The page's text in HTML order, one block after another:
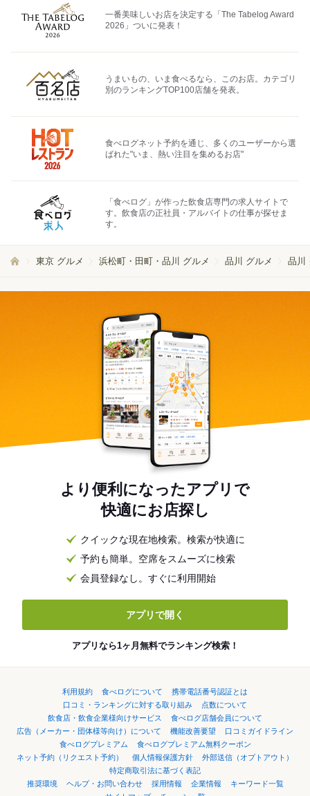
一番美味しいお店を決定する「The Tabelog Award
2026」ついに発表！
うまいもの、いま食べるなら、このお店。カテゴリ
別のランキングTOP100店舗を発表。
食べログネット予約を通じ、多くのユーザーから選
ばれた"いま、熱い注目を集めるお店"
「食べログ」が作った飲食店専門の求人サイトで
す。飲食店の正社員・アルバイトの仕事が探せま
す。
東京 グルメ 浜松町・田町・品川 グルメ 品川 グルメ 品川
より便利になったアプリで
快適にお店探し
クイックな現在地検索。検索が快適に
予約も簡単。空席をスムーズに検索
会員登録なし。すぐに利用開始
アプリで開く
アプリなら1ヶ月無料でランキング検索！
利用規約 食べログについて
携帯電話番号認証とは
口コミ・ランキングに対する取り組み
点数について
飲食店・飲食企業様向けサービス
食べログ店舗会員について
広告（メーカー・団体様等向け）について
機能改善要望
口コミガイドライン
食べログプレミアム
食べログプレミアム無料クーポン
ネット予約（リクエスト予約）
個人情報保護方針
外部送信（オプトアウト）
特定商取引法に基づく表記
推奨環境
ヘルプ・お問い合わせ 採用情報 企業情報
キーワード一覧